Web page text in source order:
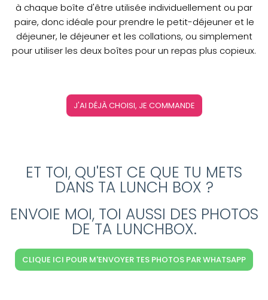
à chaque boîte d'être utilisée individuellement ou par
paire, donc idéale pour prendre le petit-déjeuner et le
déjeuner, le déjeuner et les collations, ou simplement
pour utiliser les deux boîtes pour un repas plus copieux.
J'AI DÉJÀ CHOISI, JE COMMANDE
ET TOI, QU'EST CE QUE TU METS
DANS TA LUNCH BOX ?
ENVOIE MOI, TOI AUSSI DES PHOTOS
DE TA LUNCHBOX.
CLIQUE ICI POUR M'ENVOYER TES PHOTOS PAR WHATSAPP